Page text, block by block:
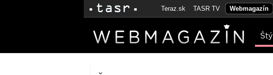
Teraz.sk TASR TV Webmagazín
Štýl